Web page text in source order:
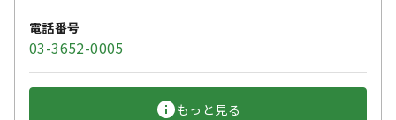
電話番号
03-3652-0005
もっと見る